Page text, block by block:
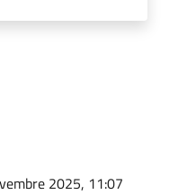
2025, 11:07